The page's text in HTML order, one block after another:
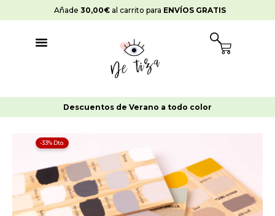
al
Añade 30,00€ al carrito para ENVÍOS GRATIS
Cart
-10%en pedidos >
-33% Dto.
Carta
colores
completa
cantidad